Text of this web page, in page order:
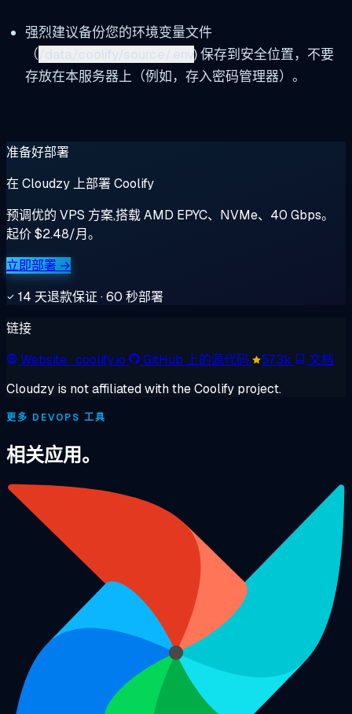
强烈建议备份您的环境变量文件
（/data/coolify/source/.env) 保存到安全位置，不要
存放在本服务器上（例如，存入密码管理器）。
准备好部署
在 Cloudzy 上部署 Coolify
预调优的 VPS 方案,搭载 AMD EPYC、NVMe、40 Gbps。
起价 $2.48/月。
立即部署 →
14 天退款保证 · 60 秒部署
链接
Website· coolify.io GitHub 上的源代码 57.3k
文档
Cloudzy is not affiliated with the Coolify project.
更多 DEVOPS 工具
相关应用。